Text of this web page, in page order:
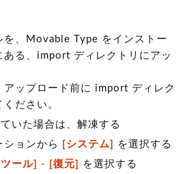
を、Movable Type をインストー
ある、import ディレクトリにアッ
アップロード前に import ディレク
ださい。
いた場合は、解凍する
ョンから
[システム]
を選択する
ール] - [復元]
を選択する